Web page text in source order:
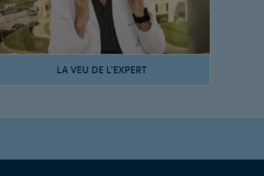
LA VEU DE L'EXPERT